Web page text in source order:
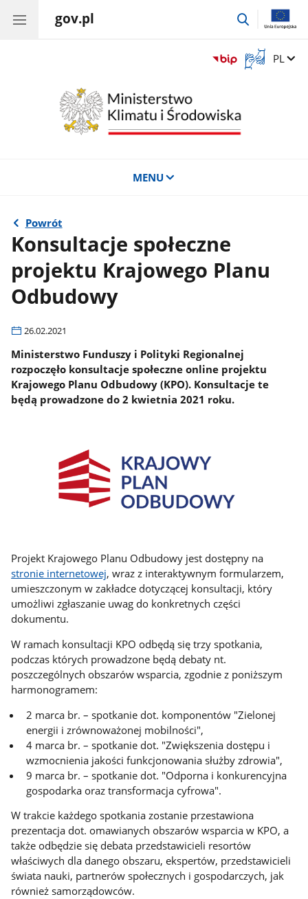
gov.pl
przejdź
Otwórz
okno
Zmień
PL
MENU
Powrót
Konsultacje społeczne
projektu Krajowego Planu
Odbudowy
26.02.2021
Ministerstwo Funduszy i Polityki Regionalnej
rozpoczęło konsultacje społeczne online projektu
Krajowego Planu Odbudowy (KPO). Konsultacje te
będą prowadzone do 2 kwietnia 2021 roku.
Projekt Krajowego Planu Odbudowy jest dostępny na
stronie internetowej, wraz z interaktywnym formularzem,
umieszczonym w zakładce dotyczącej konsultacji, który
umożliwi zgłaszanie uwag do konkretnych części
dokumentu.
W ramach konsultacji KPO odbędą się trzy spotkania,
podczas których prowadzone będą debaty nt.
poszczególnych obszarów wsparcia, zgodnie z poniższym
harmonogramem:
2 marca br. – spotkanie dot. komponentów "Zielonej
energii i zrównoważonej mobilności",
4 marca br. – spotkanie dot. "Zwiększenia dostępu i
wzmocnienia jakości funkcjonowania służby zdrowia",
9 marca br. – spotkanie dot. "Odporna i konkurencyjna
gospodarka oraz transformacja cyfrowa".
W trakcie każdego spotkania zostanie przestawiona
prezentacja dot. omawianych obszarów wsparcia w KPO, a
także odbędzie się debata przedstawicieli resortów
właściwych dla danego obszaru, ekspertów, przedstawicieli
świata nauki, partnerów społecznych i gospodarczych, jak
również samorządowców.